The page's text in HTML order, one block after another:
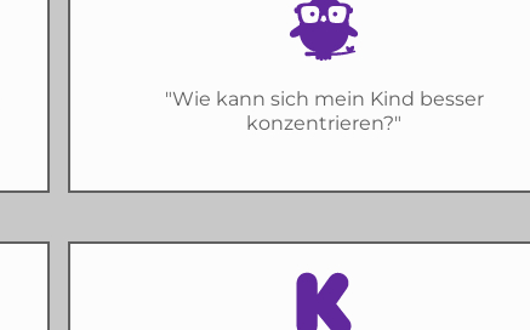
"Wie kann sich mein Kind besser
konzentrieren?"